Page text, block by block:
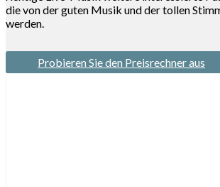
die von der guten Musik und der tollen
werden.
Probieren Sie den Preisrechner aus